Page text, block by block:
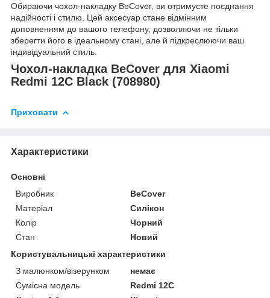
Обираючи чохол-накладку BeCover, ви отримуєте поєднання
надійності і стилю. Цей аксесуар стане відмінним
доповненням до вашого телефону, дозволяючи не тільки
зберегти його в ідеальному стані, але й підкреслюючи ваш
індивідуальний стиль.
Чохол-накладка BeCover для Xiaomi
Redmi 12C Black (708980)
Приховати
Характеристики
Основні
Виробник
BeCover
Матеріал
Силікон
Колір
Чорний
Стан
Новий
Користувальницькі характеристики
З малюнком/візерунком
немає
Сумісна модель
Redmi 12C